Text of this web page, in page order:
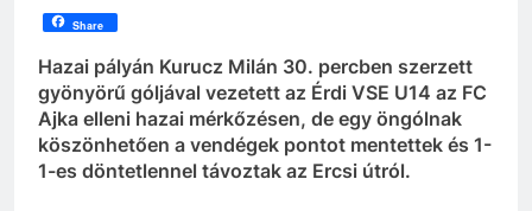
Share
Hazai pályán Kurucz Milán 30. percben szerzett
gyönyörű góljával vezetett az Érdi VSE U14 az FC
Ajka elleni hazai mérkőzésen, de egy öngólnak
köszönhetően a vendégek pontot mentettek és 1-
1-es döntetlennel távoztak az Ercsi útról.